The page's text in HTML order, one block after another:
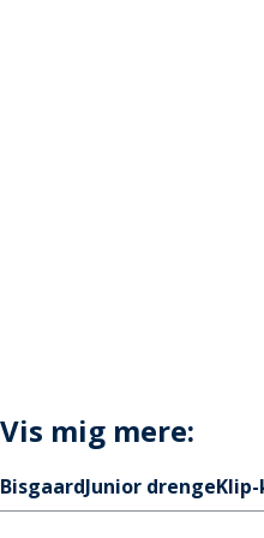
Vis mig mere:
BisgaardJunior drenge